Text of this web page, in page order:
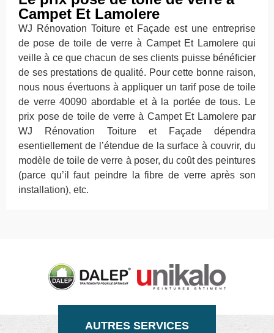
Campet Et Lamolere
WJ Rénovation Toiture et Façade est une entreprise
de pose de toile de verre à Campet Et Lamolere qui
veille à ce que chacun de ses clients puisse bénéficier
de ses prestations de qualité. Pour cette bonne raison,
nous nous évertuons à appliquer un tarif pose de toile
de verre 40090 abordable et à la portée de tous. Le
prix pose de toile de verre à Campet Et Lamolere par
WJ Rénovation Toiture et Façade dépendra
esentiellement de l’étendue de la surface à couvrir, du
modèle de toile de verre à poser, du coût des peintures
(parce qu’il faut peindre la fibre de verre après son
installation), etc.
AUTRES SERVICES